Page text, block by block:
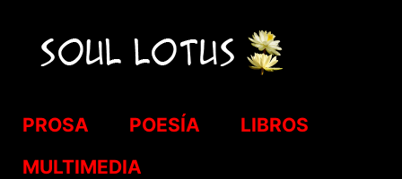
PROSA POESÍA
LIBROS
MULTIMEDIA